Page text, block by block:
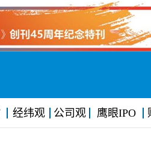
经纬观 公司观 鹰眼IPO